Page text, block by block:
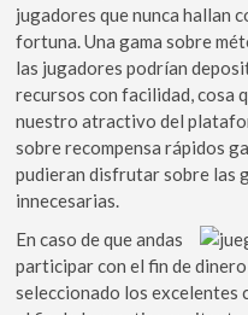
jugadores que nunca hallan
fortuna. Una gama sobre
las jugadores podrían
recursos con facilidad, cosa
nuestro atractivo del
sobre recompensa rápidos
pudieran disfrutar sobre las
innecesarias.
En caso de que andas
participar con el fin de
seleccionado los excelentes